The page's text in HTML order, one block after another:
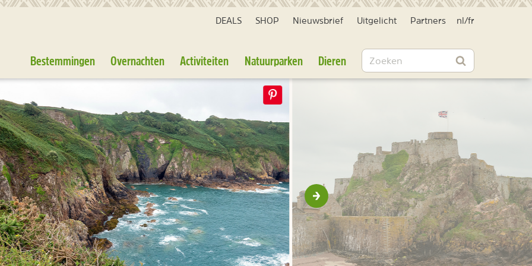
DEALS SHOP Nieuwsbrief Uitgelicht Partners nl /fr
Bestemmingen Overnachten Activiteiten Natuurparken Dieren Zoeken
Zoeken
Volgende